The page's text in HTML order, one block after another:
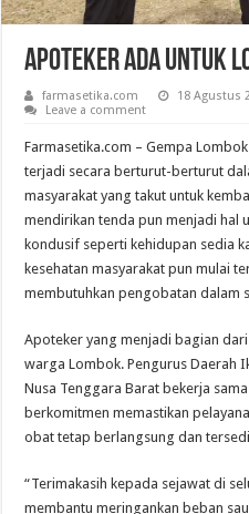
Apoteker Ada Untuk
farmasetika.com 18 Agustus
Leave a comment
Farmasetika.com – Gempa
terjadi secara berturut-berturut
masyarakat yang takut untuk
mendirikan tenda pun menjadi hal
kondusif seperti kehidupan sedia
kesehatan masyarakat pun mulai
membutuhkan pengobatan dalam
Apoteker yang menjadi bagian
warga Lombok. Pengurus Daerah
Nusa Tenggara Barat bekerja
berkomitmen memastikan
obat tetap berlangsung dan
“Terimakasih kepada sejawat di
membantu meringankan beban